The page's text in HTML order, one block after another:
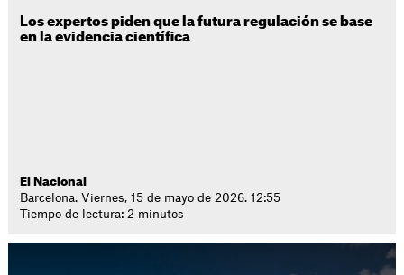
Los expertos piden que la futura regulación se base
en la evidencia científica
El Nacional
Barcelona. Viernes, 15 de mayo de 2026. 12:55
Tiempo de lectura: 2 minutos